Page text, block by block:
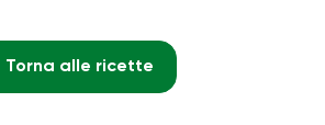
Torna alle ricette